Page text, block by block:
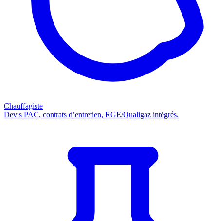
Chauffagiste
Devis PAC, contrats d’entretien, RGE/Qualigaz intégrés.